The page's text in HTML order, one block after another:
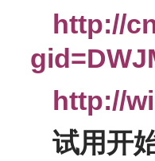
http://
http://
试用开